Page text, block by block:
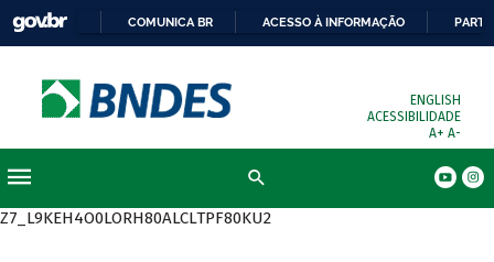
COMUNICA BR ACESSO À INFORMAÇÃO
ENGLISH
ACESSIBILIDADE
A+ A-
Z7_L9KEH4O0LORH80ALCLTPF80KU2